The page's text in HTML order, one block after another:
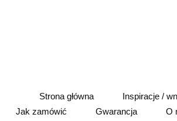
Strona główna
Inspiracje /
Jak zamówić
Gwarancja O